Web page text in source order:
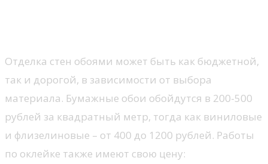
Отделка стен обоями может быть как бюджетной,
так и дорогой, в зависимости от выбора
материала. Бумажные обои обойдутся в 200-500
рублей за квадратный метр, тогда как виниловые
и флизелиновые – от 400 до 1200 рублей. Работы
по оклейке также имеют свою цену: